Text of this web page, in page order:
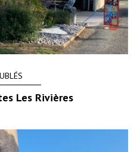
Les Rivières